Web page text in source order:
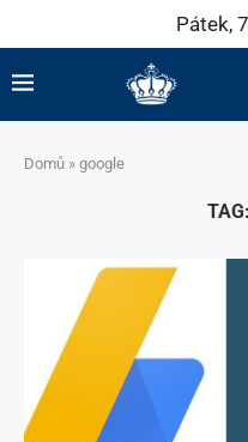
Pátek,
Domů » google
TAG: